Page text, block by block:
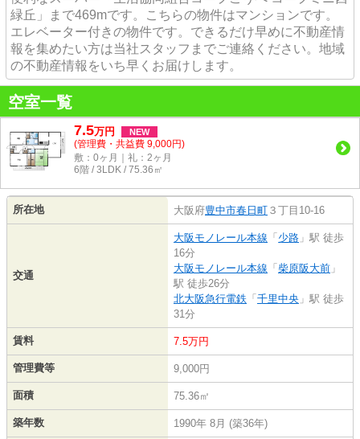
緑丘」まで469mです。こちらの物件はマンションです。
エレベーター付きの物件です。できるだけ早めに不動産情
報を集めたい方は当社スタッフまでご連絡ください。地域
の不動産情報をいち早くお届けします。
空室一覧
7.5万円 NEW
(管理費・共益費 9,000円)
敷：0ヶ月｜礼：2ヶ月
6階 / 3LDK / 75.36㎡
所在地 大阪府豊中市春日町 ３丁目10-16
交通
大阪モノレール本線 「 少路 」駅 徒歩
16分
大阪モノレール本線 「 柴原阪大前 」
駅 徒歩26分
北大阪急行電鉄 「 千里中央 」駅 徒歩
31分
賃料 7.5万円
管理費等 9,000円
面積 75.36㎡
築年数 1990年 8月 (築36年)